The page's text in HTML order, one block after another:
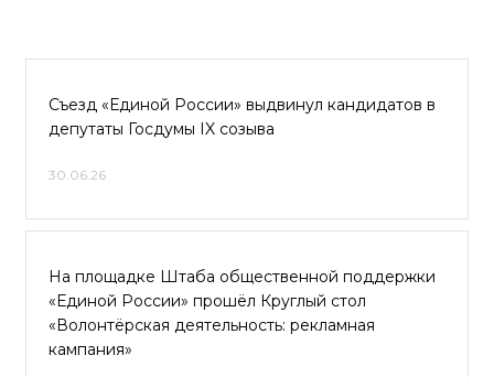
Съезд «Единой России» выдвинул кандидатов в
депутаты Госдумы IX созыва
30.06.26
На площадке Штаба общественной поддержки
«Единой России» прошёл Круглый стол
«Волонтёрская деятельность: рекламная
кампания»